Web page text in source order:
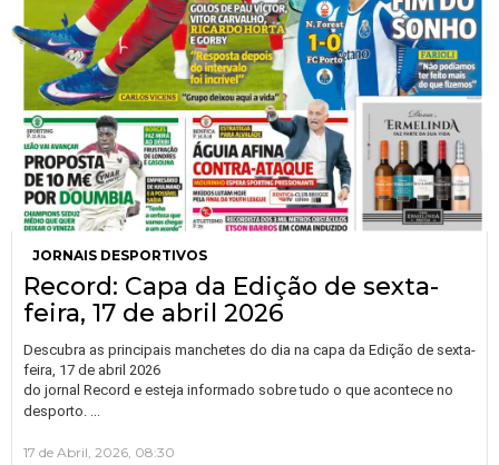
JORNAIS DESPORTIVOS
Record: Capa da Edição de sexta-
feira, 17 de abril 2026
Descubra as principais manchetes do dia na capa da Edição de sexta-
feira, 17 de abril 2026
do jornal Record e esteja informado sobre tudo o que acontece no
desporto.
17 de Abril, 2026, 08:30